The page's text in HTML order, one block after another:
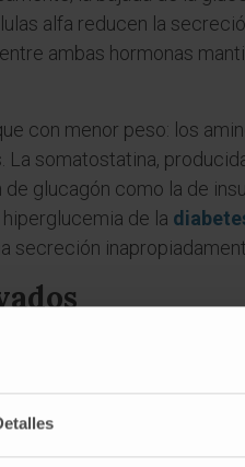
alfa reducen la
ambas hormonas
con menor peso: los
La somatostatina,
glucagón como la de
de la
secreción
lo producen a partir
. La misma
en vez de liberar
da lugar a hormonas